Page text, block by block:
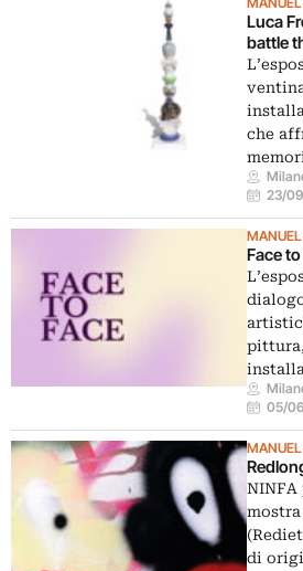
Luca
battle
che
23/
MANUEL
Face
05/
MANUEL
NINFA
di